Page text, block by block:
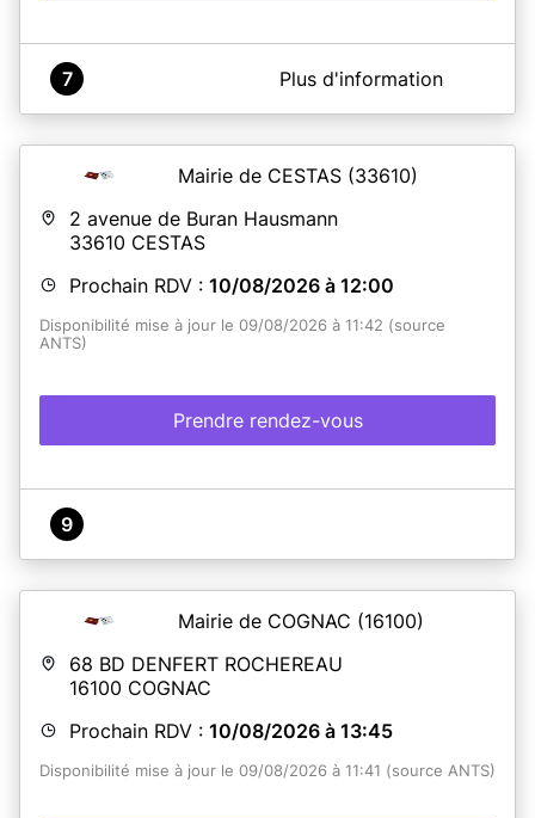
A propos de Mairie de RUFFEC
samedi du mois uniquement.
En savoir plus
7 Plus d'information
Mairie de CESTAS (33610)
2 avenue de Buran Hausmann
33610 CESTAS
Prochain RDV : 10/08/2026 à 12:00
Disponibilité mise à jour le 09/08/2026 à 11:42 (source
ANTS)
Prendre rendez-vous
9
Mairie de COGNAC (16100)
68 BD DENFERT ROCHEREAU
16100 COGNAC
Prochain RDV : 10/08/2026 à 13:45
Disponibilité mise à jour le 09/08/2026 à 11:41 (source ANTS)